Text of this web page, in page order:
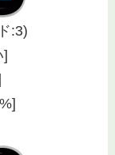
:3)
]